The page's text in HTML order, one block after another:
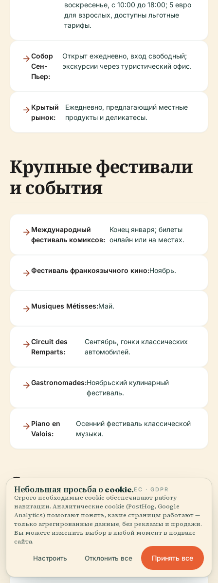
воскресенье, с 10:00 до 18:00; 5 евро
для взрослых, доступны льготные
тарифы.
Собор
Сен-
Пьер:
Открыт ежедневно, вход свободный;
экскурсии через туристический офис.
Крытый
рынок:
Ежедневно, предлагающий местные
продукты и деликатесы.
Крупные фестивали
и события
Международный
фестиваль комиксов:
Конец января; билеты
онлайн или на местах.
Фестиваль франкоязычного кино:Ноябрь.
Musiques Métisses:Май.
Circuit des
Remparts:
Сентябрь, гонки классических
автомобилей.
Gastronomades:Ноябрьский кулинарный
фестиваль.
Piano en
Valois:
Осенний фестиваль классической
музыки.
Советы для
путешественников
Как
добраться:
Прямые поезда из Парижа (2 часа) и
Бордо (1 час).
Небольшая просьба о cookie.ЕС · GDPR
Строго необходимые cookie обеспечивают работу
навигации. Аналитические cookie (PostHog, Google
Analytics) помогают понять, какие страницы работают —
только агрегированные данные, без рекламы и продажи.
Вы можете изменить выбор в любой момент в подвале
сайта.
Настроить Отклонить все Принять все